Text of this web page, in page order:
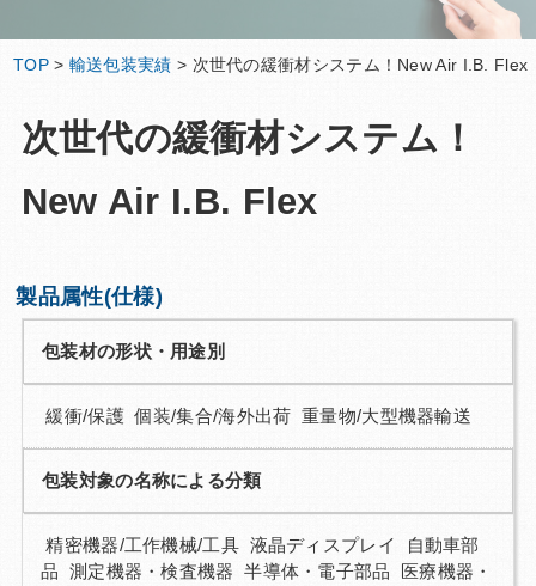
輸送包装便覧の取扱製品 輸送包装エンジニアコラム
プライバシーポリシー 会社概要
TOP> 輸送包装実績 > 次世代の緩衝材システム！New Air I.B. Flex
次世代の緩衝材システム！
New Air I.B. Flex
製品属性(仕様)
包装材の形状・用途別
緩衝/保護 個装/集合/海外出荷 重量物/大型機器輸送
包装対象の名称による分類
精密機器/工作機械/工具 液晶ディスプレイ 自動車部
品 測定機器・検査機器 半導体・電子部品 医療機器・